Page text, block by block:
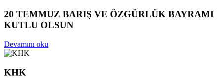
20 TEMMUZ BARIŞ VE ÖZGÜRLÜK BAYRAMI
KUTLU OLSUN
Devamını oku
KHK